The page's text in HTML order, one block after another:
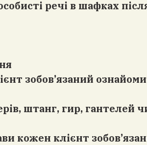
речі в шафках
зобов’язаний
штанг, гир, гантелей
кожен клієнт